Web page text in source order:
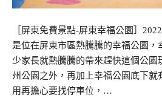
［屏東免費景點-屏東幸福公園］
是位在屏東市區熱騰騰的幸福公園，
少家長就熱騰騰的帶來趕快這個公園
州公園之外，再加上幸福公園底下就
用再擔心要找停車位，…